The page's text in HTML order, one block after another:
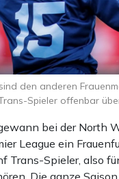
bei der North
League ein
Trans-Spieler, also
Die ganze
den anderen
Spieler offenbar